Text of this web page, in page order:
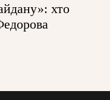
хто